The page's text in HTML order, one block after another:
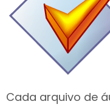
Cada arquivo de